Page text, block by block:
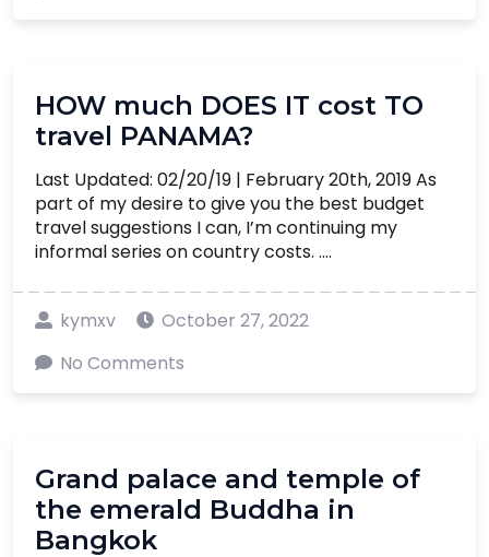
HOW much DOES IT cost TO
travel PANAMA?
Last Updated: 02/20/19 | February 20th, 2019 As
part of my desire to give you the best budget
travel suggestions I can, I’m continuing my
informal series on country costs. ....
kymxv
October 27, 2022
No Comments
Grand palace and temple of
the emerald Buddha in
Bangkok